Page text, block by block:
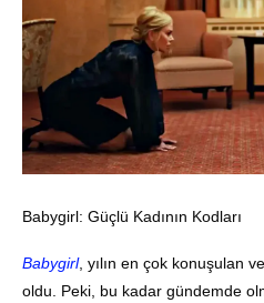
Babygirl: Güçlü Kadının Kodları
Babygirl, yılın en çok konuşulan
oldu. Peki, bu kadar gündemde